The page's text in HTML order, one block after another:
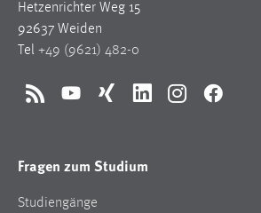
Hetzenrichter Weg 15
92637 Weiden
Tel +49 (9621) 482-0
RSS YouTubeXing LinkedInInstagramFacebook
Fragen zum Studium
Studiengänge